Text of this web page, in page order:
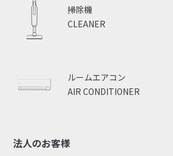
CLEANER
掃除機
AIR CONDITIONER
ルームエアコン
法人のお客様